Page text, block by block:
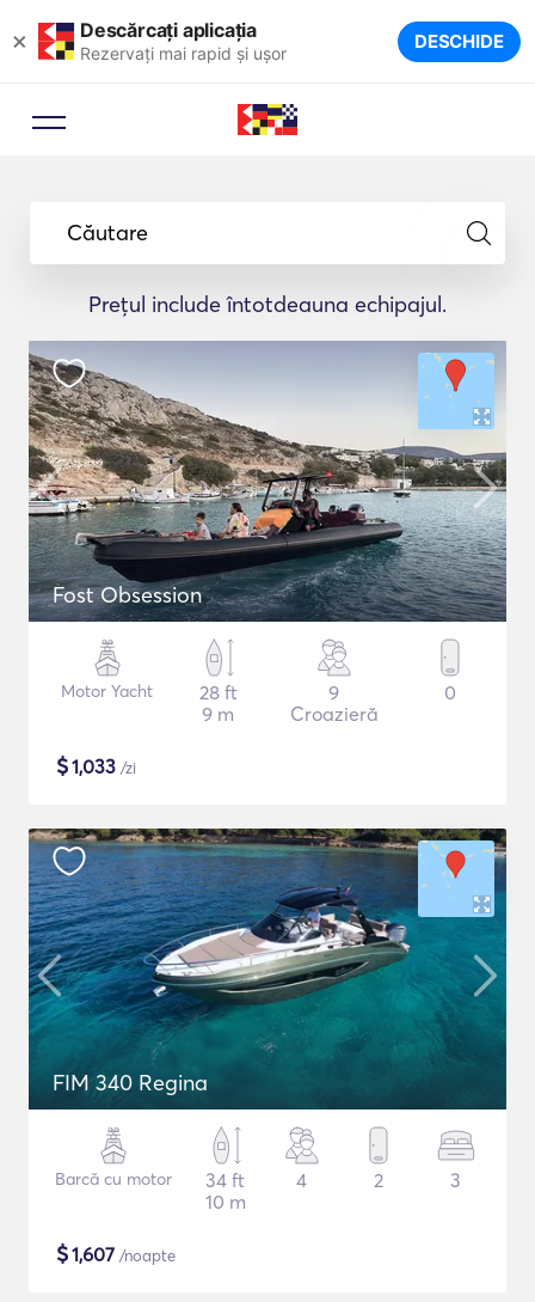
× Descărcați aplicația
Rezervați mai rapid și ușor DESCHIDE
Căutare
Prețul include întotdeauna echipajul.
Fost Obsession
Motor Yacht
28 ft
9 m
9
Croazieră
0
$1,033 /zi
FIM 340 Regina
Barcă cu motor
34 ft
10 m
4 2 3
$1,607 /noapte